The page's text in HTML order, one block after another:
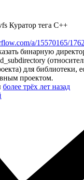
Куратор тега C++
a/15570165/
бинарную
для библиотеки,
проектом.
более трёх лет назад